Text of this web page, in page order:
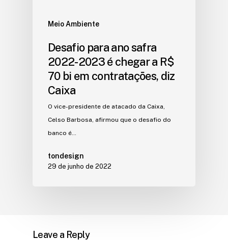
Meio Ambiente
Desafio para ano safra
2022-2023 é chegar a R$
70 bi em contratações, diz
Caixa
O vice-presidente de atacado da Caixa,
Celso Barbosa, afirmou que o desafio do
banco é…
tondesign
29 de junho de 2022
Leave a Reply